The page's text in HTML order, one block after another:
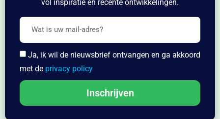
vol inspiratie en recente ontwikkelingen.
Ja, ik wil de nieuwsbrief ontvangen en ga akkoord
met de privacy policy
Inschrijven